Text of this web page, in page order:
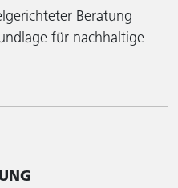
Beratung
für nachhaltige